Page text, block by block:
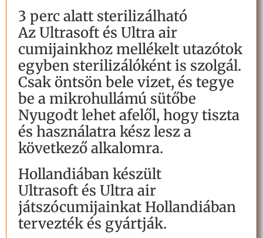
3 perc alatt sterilizálható
Az Ultrasoft és Ultra air
cumijainkhoz mellékelt utazótok
egyben sterilizálóként is szolgál.
Csak öntsön bele vizet, és tegye
be a mikrohullámú sütőbe
Nyugodt lehet afelől, hogy tiszta
és használatra kész lesz a
következő alkalomra.
Hollandiában készült
Ultrasoft és Ultra air
játszócumijainkat Hollandiában
tervezték és gyártják.